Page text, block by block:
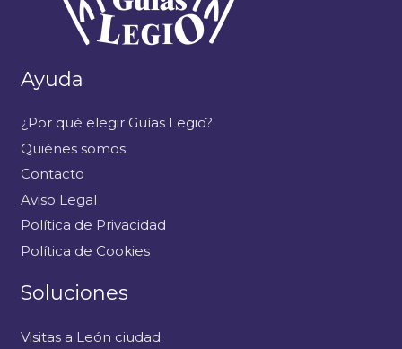
Ayuda
¿Por qué elegir Guías Legio?
Quiénes somos
Contacto
Aviso Legal
Política de Privacidad
Política de Cookies
Soluciones
Visitas a León ciudad